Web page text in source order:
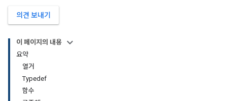
의견 보내기
이 페이지의 내용
요약
열거
Typedef
함수